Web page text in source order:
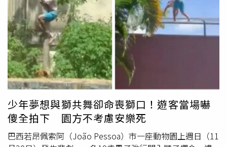
禱。他同時指出，目前仍在釐清兩人是否早在犬隻攻擊前就
已死亡，案件仍在進一步調查中。鄰居布萊恩柯比（Brian
Kirby）受訪時表示，這批比特犬在社區早有惡名，僅在一
週前就曾咬死他所飼養的貓。他憶述案發當時剛從工作返
家，便見一名女子情緒崩潰地在街上尖叫，隨後衝回屋內。
柯比坦言，他過去曾見這些狗攻擊其他動物，但從未想過竟
會對人下手。「我不認為他們會想到這樣的事會發生，」他
說，「我相信這不是故意的。只是人們養了動物，應該更妥
善地繫好牽繩。這次的悲劇，他們一定比任何人都更痛
心。」另一名住在街對面的鄰居麗貝卡亞當斯（Rebecca
Adams）指出，案發後她聽到女屋主悲痛地哭喊「我的寶
少年夢想與獅共舞卻命喪獅口！遊客當場嚇
傻全拍下 園方不考慮安樂死
巴西若昂佩索阿（João Pessoa）市一座動物園上週日（11